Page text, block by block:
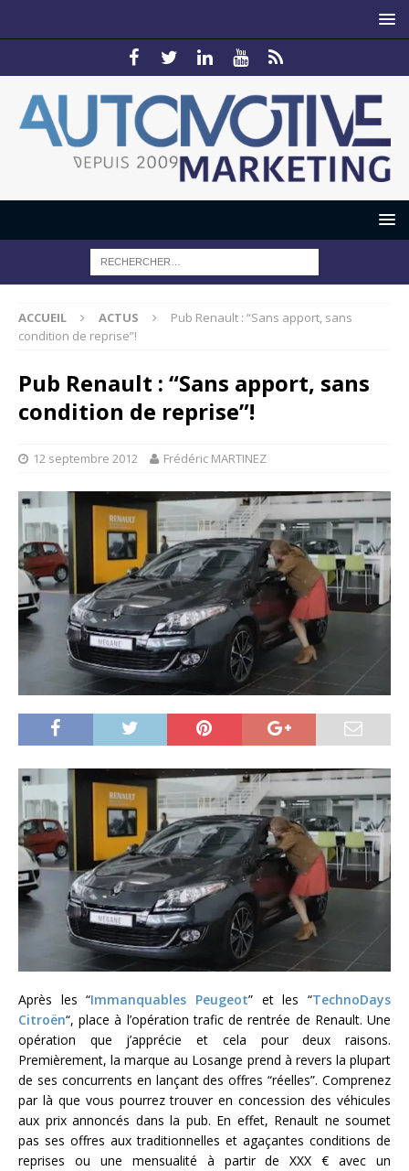
ACCUEIL ACTUS
Pub Renault : “Sans apport, sans
condition de reprise”!
Pub Renault : “Sans apport, sans
condition de reprise”!
12 septembre 2012 Frédéric MARTINEZ
Après les “Immanquables Peugeot” et les “TechnoDays
Citroën“, place à l’opération trafic de rentrée de Renault. Une
opération que j’apprécie et cela pour deux raisons.
Premièrement, la marque au Losange prend à revers la plupart
de ses concurrents en lançant des offres “réelles”. Comprenez
par là que vous pourrez trouver en concession des véhicules
aux prix annoncés dans la pub. En effet, Renault ne soumet
pas ses offres aux traditionnelles et agaçantes conditions de
reprises ou une mensualité à partir de XXX € avec un